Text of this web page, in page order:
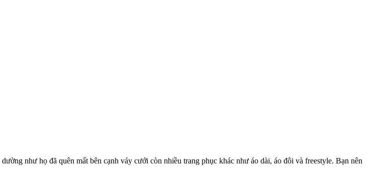
như họ đã quên mất bên cạnh váy cưới còn nhiều trang phục khác như áo dài, áo đôi và freestyle. Bạn nên